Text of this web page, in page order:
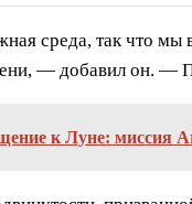
среда, так что мы
— добавил он. —
к Луне: миссия